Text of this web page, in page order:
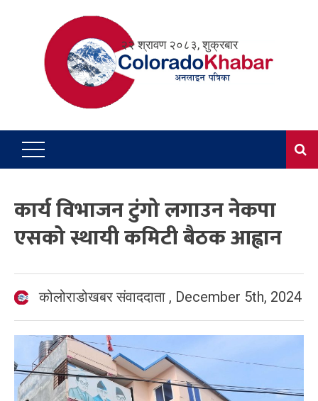
२२ श्रावण २०८३, शुक्रबार
कार्य विभाजन टुंगो लगाउन नेकपा
एसको स्थायी कमिटी बैठक आह्वान
कोलोराडोखबर संवाददाता , December 5th, 2024